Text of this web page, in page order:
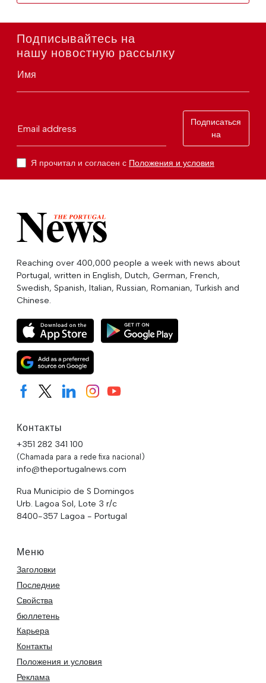
Подписывайтесь на
нашу новостную рассылку
Имя
Email address
Подписаться
на
Я прочитал и согласен с Положения и условия
Reaching over 400,000 people a week with news about
Portugal, written in English, Dutch, German, French,
Swedish, Spanish, Italian, Russian, Romanian, Turkish and
Chinese.
Контакты
+351 282 341 100
(Chamada para a rede fixa nacional)
info@theportugalnews.com
Rua Municipio de S Domingos
Urb. Lagoa Sol, Lote 3 r/c
8400-357 Lagoa - Portugal
Меню
Заголовки
Последние
Свойства
бюллетень
Карьера
Контакты
Положения и условия
Реклама